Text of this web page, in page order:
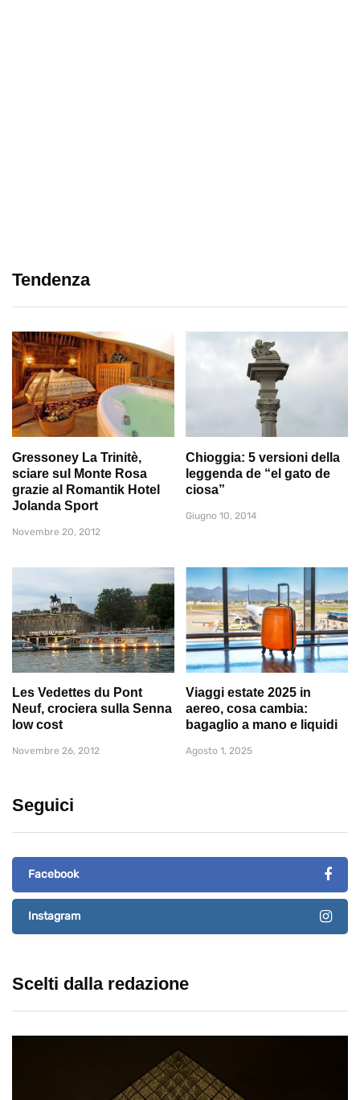
Tendenza
Gressoney La Trinitè,
sciare sul Monte Rosa
grazie al Romantik Hotel
Jolanda Sport
Novembre 20, 2012
Chioggia: 5 versioni della
leggenda de “el gato de
ciosa”
Giugno 10, 2014
Les Vedettes du Pont
Neuf, crociera sulla Senna
low cost
Novembre 26, 2012
Viaggi estate 2025 in
aereo, cosa cambia:
bagaglio a mano e liquidi
Agosto 1, 2025
Seguici
Facebook
Instagram
Scelti dalla redazione